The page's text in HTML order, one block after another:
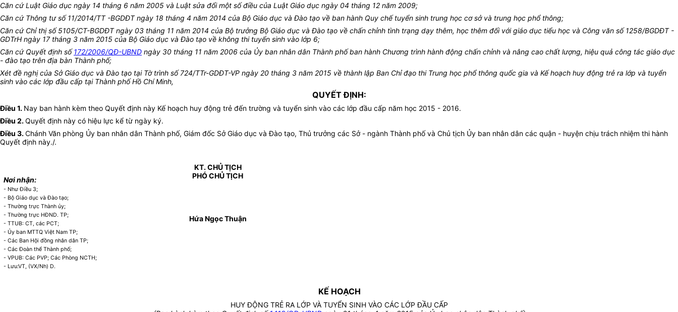
Căn cứ Luật Giáo dục ngày 14 tháng 6 năm 2005 và Luật sửa đổi một số điều của Luật Giáo dục ngày 04 tháng 12 năm 2009;
Căn cứ Thông tư số 11/2014/TT -BGDĐT ngày 18 tháng 4 năm 2014 của Bộ Giáo dục và Đào tạo về ban hành Quy chế tuyển sinh trung học cơ sở và trung học phổ thông;
Căn cứ Chỉ thị số 5105/CT-BGDĐT ngày 03 tháng 11 năm 2014 của Bộ trưởng Bộ Giáo dục và Đào tạo về chấn chỉnh tình trạng dạy thêm, học thêm đối với giáo dục tiểu học và Công văn số 1258/BGDĐT -
GDTrH ngày 17 tháng 3 năm 2015 của Bộ Giáo dục và Đào tạo về không thi tuyển sinh vào lớp 6;
Căn cứ Quyết định số172/2006/QĐ-UBND ngày 30 tháng 11 năm 2006 của Ủy ban nhân dân Thành phố ban hành Chương trình hành động chấn chỉnh và nâng cao chất lượng, hiệu quả công tác giáo dục
- đào tạo trên địa bàn Thành phố;
Xét đề nghị của Sở Giáo dục và Đào tạo tại Tờ trình số 724/TTr-GDĐT-VP ngày 20 tháng 3 năm 2015 về thành lập Ban Chỉ đạo thi Trung học phổ thông quốc gia và Kế hoạch huy động trẻ ra lớp và tuyển
sinh vào các lớp đầu cấp tại Thành phố Hồ Chí Minh,
QUYẾT ĐỊNH:
Điều 1. Nay ban hành kèm theo Quyết định này Kế hoạch huy động trẻ đến trường và tuyển sinh vào các lớp đầu cấp năm học 2015 - 2016.
Điều 2.Quyết định này có hiệu lực kể từ ngày ký.
Điều 3.Chánh Văn phòng Ủy ban nhân dân Thành phố, Giám đốc Sở Giáo dục và Đào tạo, Thủ trưởng các Sở - ngành Thành phố và Chủ tịch Ủy ban nhân dân các quận - huyện chịu trách nhiệm thi hành
Quyết định này./.
Nơi nhận:
- Như Điều 3;
- Bộ Giáo dục và Đào tạo;
- Thường trực Thành ủy;
- Thường trực HĐND. TP;
- TTUB: CT, các PCT;
- Ủy ban MTTQ Việt Nam TP;
- Các Ban Hội đồng nhân dân TP;
- Các Đoàn thể Thành phố;
- VPUB: Các PVP; Các Phòng NCTH;
- Lưu:VT, (VX/Nh) D.
KT. CHỦ TỊCH
PHÓ CHỦ TỊCH
Hứa Ngọc Thuận
KẾ HOẠCH
HUY ĐỘNG TRẺ RA LỚP VÀ TUYỂN SINH VÀO CÁC LỚP ĐẦU CẤP